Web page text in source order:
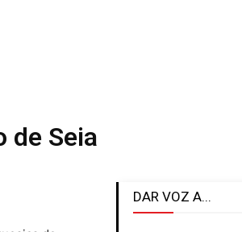
de Seia
DAR VOZ A...